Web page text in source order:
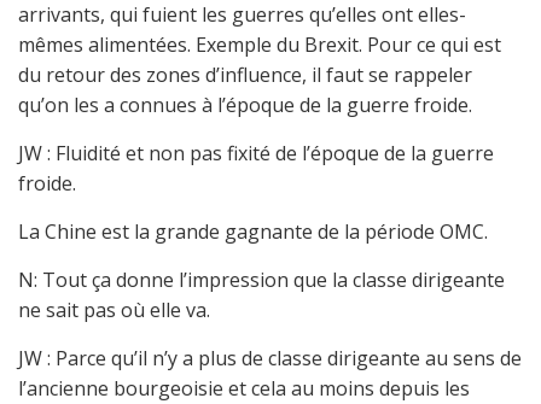
arrivants, qui fuient les guerres qu’elles ont elles-
mêmes alimentées. Exemple du Brexit. Pour ce qui est
du retour des zones d’influence, il faut se rappeler
qu’on les a connues à l’époque de la guerre froide.
JW : Fluidité et non pas fixité de l’époque de la guerre
froide.
La Chine est la grande gagnante de la période OMC.
N: Tout ça donne l’impression que la classe dirigeante
ne sait pas où elle va.
JW : Parce qu’il n’y a plus de classe dirigeante au sens de
l’ancienne bourgeoisie et cela au moins depuis les